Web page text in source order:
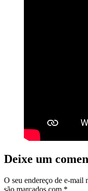
Deixe um
O seu endereço de e-mail